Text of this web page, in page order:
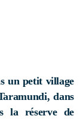
un petit village
dans
la réserve de